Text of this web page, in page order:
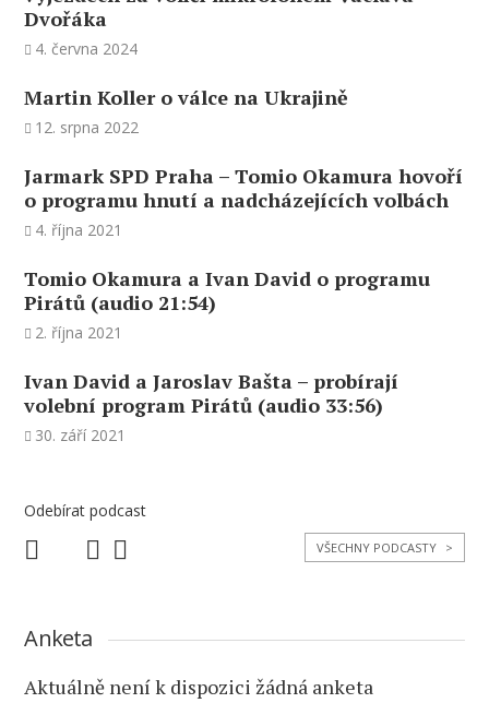
Dvořáka
4. června 2024
Martin Koller o válce na Ukrajině
12. srpna 2022
Jarmark SPD Praha – Tomio Okamura hovoří
o programu hnutí a nadcházejících volbách
4. října 2021
Tomio Okamura a Ivan David o programu
Pirátů (audio 21:54)
2. října 2021
Ivan David a Jaroslav Bašta – probírají
volební program Pirátů (audio 33:56)
30. září 2021
Odebírat podcast
VŠECHNY PODCASTY >
Anketa
Aktuálně není k dispozici žádná anketa